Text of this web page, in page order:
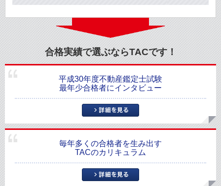
合格実績で選ぶならTACです！
平成30年度不動産鑑定士試験
最年少合格者にインタビュー
毎年多くの合格者を生み出す
TACのカリキュラム